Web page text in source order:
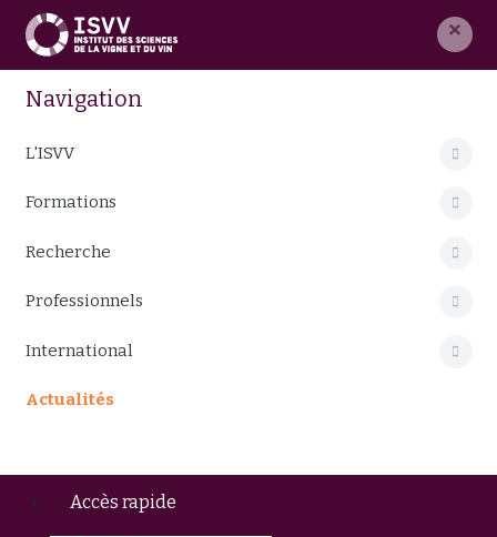
×
Navigation
L'ISVV
Formations
Recherche
Professionnels
International
Actualités
Accès rapide